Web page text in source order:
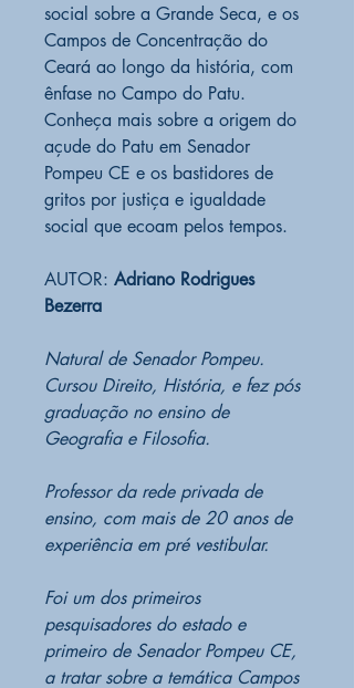
social sobre a Grande Seca, e os
Campos de Concentração do
Ceará ao longo da história, com
ênfase no Campo do Patu.
Conheça mais sobre a origem do
açude do Patu em Senador
Pompeu CE e os bastidores de
gritos por justiça e igualdade
social que ecoam pelos tempos.
AUTOR: Adriano Rodrigues
Bezerra
Natural de Senador Pompeu.
Cursou Direito, História, e fez pós
graduação no ensino de
Geografia e Filosofia.
Professor da rede privada de
ensino, com mais de 20 anos de
experiência em pré vestibular.
Foi um dos primeiros
pesquisadores do estado e
primeiro de Senador Pompeu CE,
a tratar sobre a temática Campos